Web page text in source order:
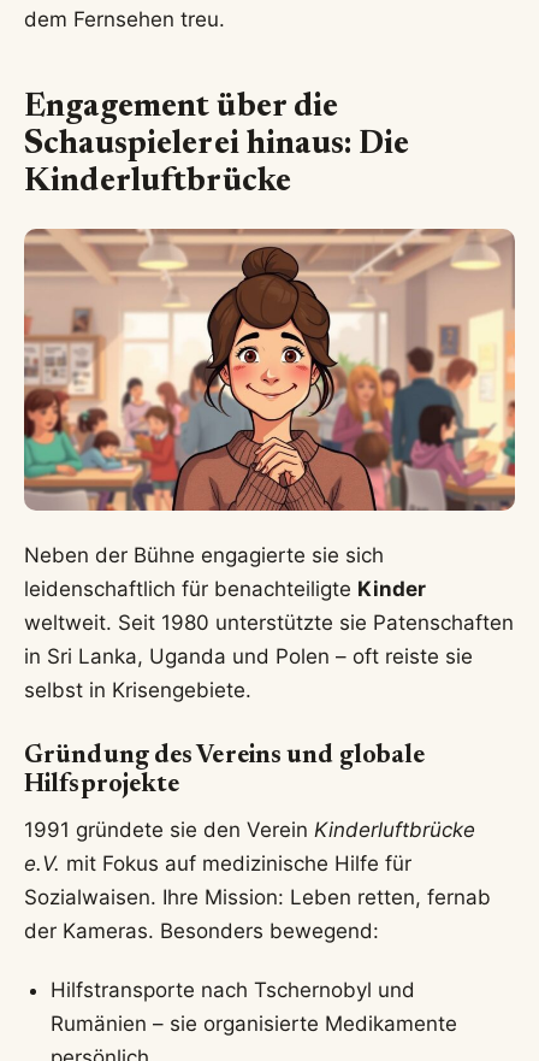
dem Fernsehen treu.
Engagement über die
Schauspielerei hinaus: Die
Kinderluftbrücke
Neben der Bühne engagierte sie sich
leidenschaftlich für benachteiligte Kinder
weltweit. Seit 1980 unterstützte sie Patenschaften
in Sri Lanka, Uganda und Polen – oft reiste sie
selbst in Krisengebiete.
Gründung des Vereins und globale
Hilfsprojekte
1991 gründete sie den Verein Kinderluftbrücke
e.V. mit Fokus auf medizinische Hilfe für
Sozialwaisen. Ihre Mission: Leben retten, fernab
der Kameras. Besonders bewegend:
Hilfstransporte nach Tschernobyl und
Rumänien – sie organisierte Medikamente